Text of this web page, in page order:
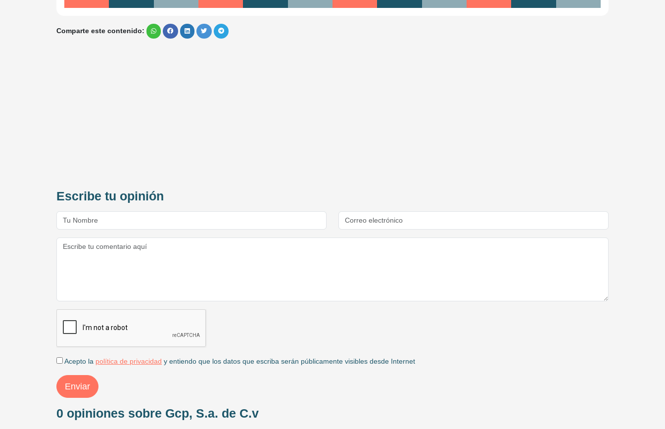
Comparte este contenido:
Escribe tu opinión
Acepto la política de privacidad y entiendo que los datos que escriba serán públicamente visibles desde Internet
Enviar
0 opiniones sobre Gcp, S.a. de C.v